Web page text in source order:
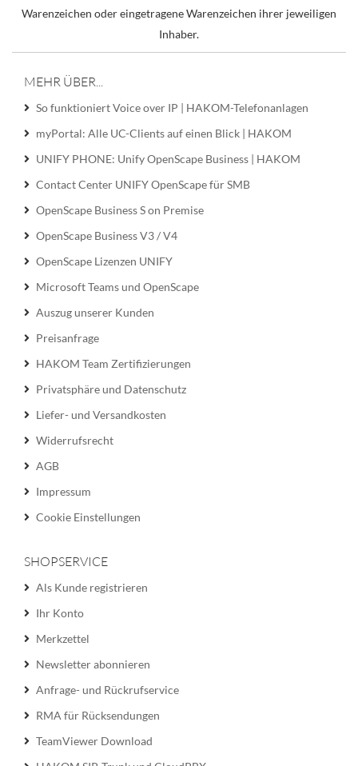
Warenzeichen oder eingetragene Warenzeichen ihrer jeweiligen
Inhaber.
MEHR ÜBER...
So funktioniert Voice over IP | HAKOM-Telefonanlagen
myPortal: Alle UC-Clients auf einen Blick | HAKOM
UNIFY PHONE: Unify OpenScape Business | HAKOM
Contact Center UNIFY OpenScape für SMB
OpenScape Business S on Premise
OpenScape Business V3 / V4
OpenScape Lizenzen UNIFY
Microsoft Teams und OpenScape
Auszug unserer Kunden
Preisanfrage
HAKOM Team Zertifizierungen
Privatsphäre und Datenschutz
Liefer- und Versandkosten
Widerrufsrecht
AGB
Impressum
Cookie Einstellungen
SHOPSERVICE
Als Kunde registrieren
Ihr Konto
Merkzettel
Newsletter abonnieren
Anfrage- und Rückrufservice
RMA für Rücksendungen
TeamViewer Download